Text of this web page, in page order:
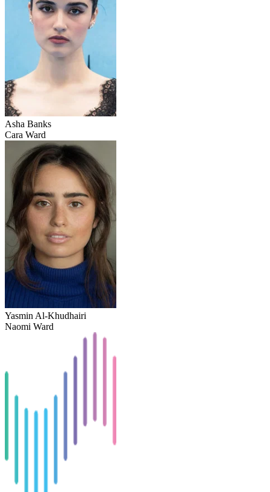
Asha Banks
Cara Ward
Yasmin Al-Khudhairi
Naomi Ward